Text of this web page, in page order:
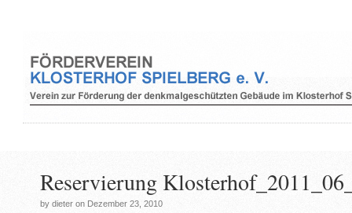
Reservierung
by dieter on Dezember 23, 2010